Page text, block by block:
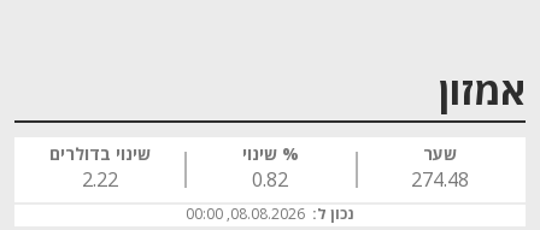
אמזון
שער
274.48
% שינוי
0.82
שינוי בדולרים
2.22
נכון ל: 08.08.2026, 00:00